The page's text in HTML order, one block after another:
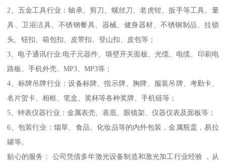
2、五金工具行业：轴承、剪刀、螺丝刀、老虎钳、扳手等工具、量
具、卫浴洁具、不锈钢餐具、器械、健身器材、不锈钢制品、拉锁
头、钮扣、箱包扣、皮带扣、登山扣、皮包等；
3、电子通讯行业:电子元器件、墙壁开关面板、光缆、电缆、印刷电
路板、手机外壳、MP3、MP3等；
4、标牌吊牌行业：设备标牌、指示牌、胸牌、服装吊牌、考勤卡、
名片贺卡、相框、笔盒、奖杯等各种奖牌、手机链等；
5、钟表仪器行业：金属表壳、表底、眼镜架、仪器仪表及面板等；
6、包装行业：烟草、食品、化妆品等的内外包装，金属瓶盖，易拉
罐等。
贴心的服务： 公司凭借多年激光设备制造和激光加工行业经验 ，从